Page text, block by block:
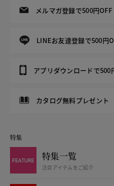
メルマガ登録で500円OFF
LINEお友達登録で500円
アプリダウンロードで500
カタログ無料プレゼント
特集
特集一覧
注目アイテムをご紹介